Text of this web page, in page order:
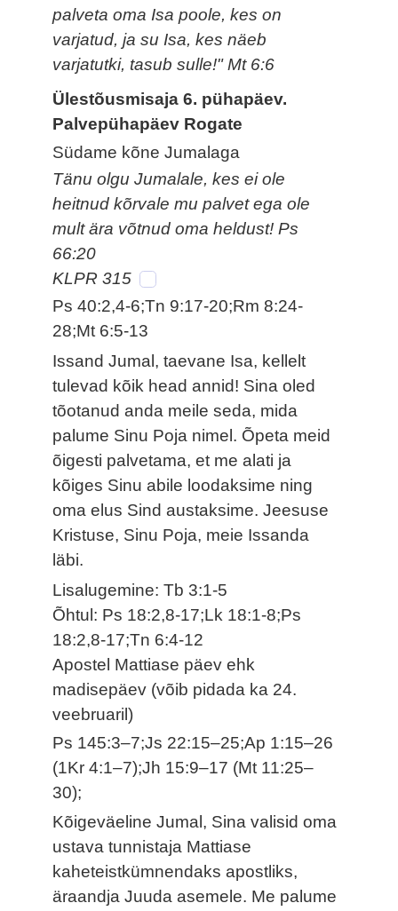
palveta oma Isa poole, kes on
varjatud, ja su Isa, kes näeb
varjatutki, tasub sulle!" Mt 6:6
Ülestõusmisaja 6. pühapäev.
Palvepühapäev Rogate
Südame kõne Jumalaga
Tänu olgu Jumalale, kes ei ole
heitnud kõrvale mu palvet ega ole
mult ära võtnud oma heldust! Ps
66:20
KLPR 315
Ps 40:2,4-6;Tn 9:17-20;Rm 8:24-
28;Mt 6:5-13
Issand Jumal, taevane Isa, kellelt
tulevad kõik head annid! Sina oled
tõotanud anda meile seda, mida
palume Sinu Poja nimel. Õpeta meid
õigesti palvetama, et me alati ja
kõiges Sinu abile loodaksime ning
oma elus Sind austaksime. Jeesuse
Kristuse, Sinu Poja, meie Issanda
läbi.
Lisalugemine: Tb 3:1-5
Õhtul: Ps 18:2,8-17;Lk 18:1-8;Ps
18:2,8-17;Tn 6:4-12
Apostel Mattiase päev ehk
madisepäev (võib pidada ka 24.
veebruaril)
Ps 145:3–7;Js 22:15–25;Ap 1:15–26
(1Kr 4:1–7);Jh 15:9–17 (Mt 11:25–
30);
Kõigeväeline Jumal, Sina valisid oma
ustava tunnistaja Mattiase
kaheteistkümnendaks apostliks,
äraandja Juuda asemele. Me palume